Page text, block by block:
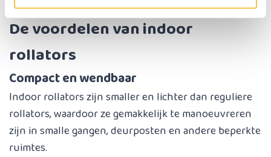
De voordelen van indoor
rollators
Compact en wendbaar
Indoor rollators zijn smaller en lichter dan reguliere
rollators, waardoor ze gemakkelijk te manoeuvreren
zijn in smalle gangen, deurposten en andere beperkte
ruimtes.